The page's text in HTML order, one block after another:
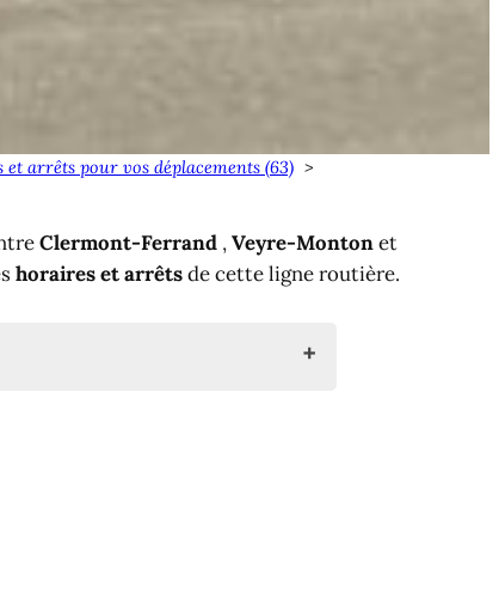
arrêts pour vos déplacements (63)
Clermont-Ferrand ,Veyre-Montonet
horaires et arrêtsde cette ligne routière.